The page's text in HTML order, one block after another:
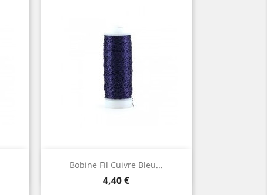
Bobine Fil Cuivre Bleu...
Prix
4,40 €
Aperçu rapide